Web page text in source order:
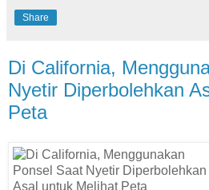
Share
Di California,
Nyetir Diperbolehkan
Peta